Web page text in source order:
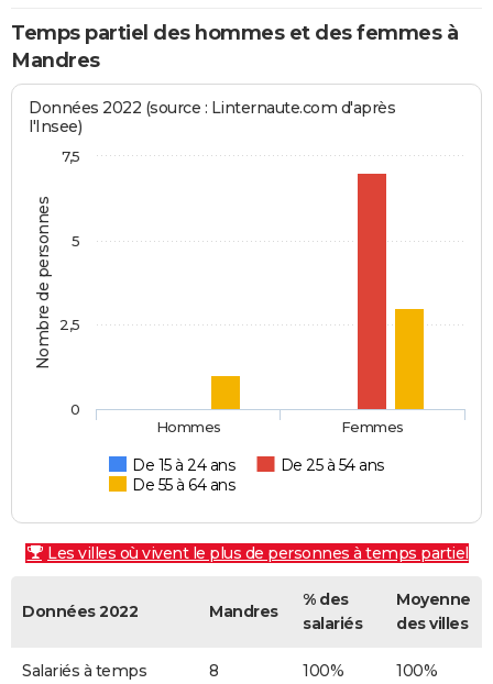
Temps partiel des hommes et des femmes à
Mandres
Nombre de personnes
Données 2022 (source : Linternaute.com d'après
l'Insee)
De 15 à 24 ans
De 25 à 54 ans
De 55 à 64 ans
Hommes Femmes
0
2,5
5
7,5
Les villes où vivent le plus de personnes à temps partiel
Données 2022 Mandres
% des
salariés
Moyenne
des villes
Salariés à temps
8 100% 100%